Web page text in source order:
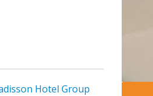
Hotel Group